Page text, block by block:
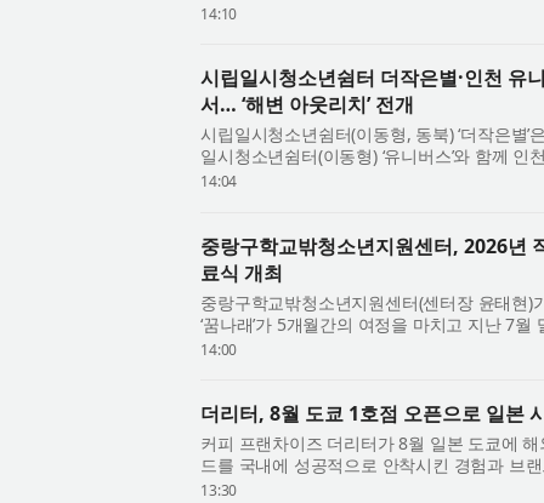
과 잠실 본점 박세광 원장이 시력교정술을 고
14:10
시립일시청소년쉼터 더작은별·인천 유
서… ‘해변 아웃리치’ 전개
시립일시청소년쉼터(이동형, 동북) ‘더작은별
일시청소년쉼터(이동형) ‘유니버스’와 함께
청소년쉼터 인식 개선을 위한 기관 연합 ‘해변
14:04
중랑구학교밖청소년지원센터, 2026년
료식 개최
중랑구학교밖청소년지원센터(센터장 윤태현
‘꿈나래’가 5개월간의 여정을 마치고 지난 7
원이 전 과정을 수료하고 바리스타 자격증을
14:00
더리터, 8월 도쿄 1호점 오픈으로 일본
커피 프랜차이즈 더리터가 8월 일본 도쿄에
드를 국내에 성공적으로 안착시킨 경험과 브
춘 임원진이 직접 주도한다는 점에서 주목된
13:30